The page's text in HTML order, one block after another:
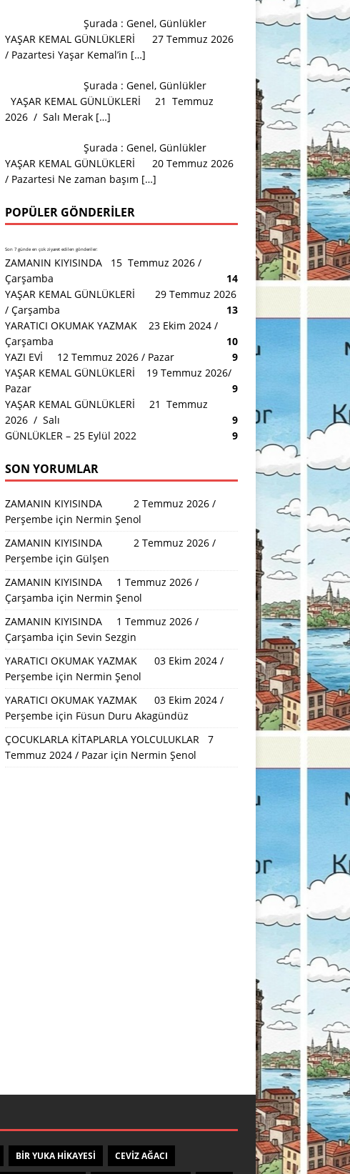
Şurada :Genel,Günlükler
YAŞAR KEMAL GÜNLÜKLERİ 27 Temmuz 2026
/ Pazartesi Yaşar Kemal’in […]
Şurada :Genel,Günlükler
YAŞAR KEMAL GÜNLÜKLERİ 21 Temmuz
2026 / Salı Merak […]
Şurada :Genel,Günlükler
YAŞAR KEMAL GÜNLÜKLERİ 20 Temmuz 2026
/ Pazartesi Ne zaman başım […]
POPÜLER GÖNDERILER
Son 7 günde en çok ziyaret edilen gönderiler:
ZAMANIN KIYISINDA 15 Temmuz 2026 /
Çarşamba
14
YAŞAR KEMAL GÜNLÜKLERİ 29 Temmuz 2026
/ Çarşamba
13
YARATICI OKUMAK YAZMAK 23 Ekim 2024 /
Çarşamba
10
YAZI EVİ 12 Temmuz 2026 / Pazar
9
YAŞAR KEMAL GÜNLÜKLERİ 19 Temmuz 2026/
Pazar
9
YAŞAR KEMAL GÜNLÜKLERİ 21 Temmuz
2026 / Salı
9
GÜNLÜKLER – 25 Eylül 2022
9
SON YORUMLAR
ZAMANIN KIYISINDA 2 Temmuz 2026 /
Perşembeiçin Nermin Şenol
ZAMANIN KIYISINDA 2 Temmuz 2026 /
Perşembeiçin Gülşen
ZAMANIN KIYISINDA 1 Temmuz 2026 /
Çarşamba için Nermin Şenol
ZAMANIN KIYISINDA 1 Temmuz 2026 /
Çarşamba için Sevin Sezgin
YARATICI OKUMAK YAZMAK 03 Ekim 2024 /
Perşembeiçin Nermin Şenol
YARATICI OKUMAK YAZMAK 03 Ekim 2024 /
Perşembeiçin Füsun Duru Akagündüz
ÇOCUKLARLA KİTAPLARLA YOLCULUKLAR 7
Temmuz 2024 / Pazariçin Nermin Şenol
BIR YUKA HIKAYESI CEVIZ AĞACI